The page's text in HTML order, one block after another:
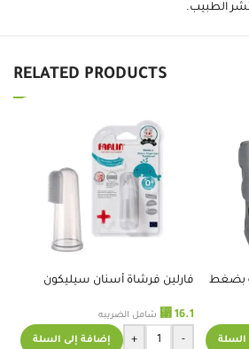
الطبيب.
RELATED PRODUCTS
بضغط
السلة
فارلين فرشاة أسنان سيليكون
⃁ 16.1 شامل الضريبه
-
+ إضافة إلى السلة